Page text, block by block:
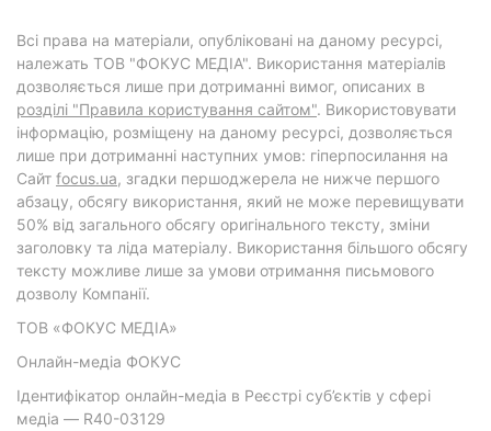
Всі права на матеріали, опубліковані на даному ресурсі,
належать ТОВ "ФОКУС МЕДІА". Використання матеріалів
дозволяється лише при дотриманні вимог, описаних в
розділі "Правила користування сайтом". Використовувати
інформацію, розміщену на даному ресурсі, дозволяється
лише при дотриманні наступних умов: гіперпосилання на
Cайт focus.ua, згадки першоджерела не нижче першого
абзацу, обсягу використання, який не може перевищувати
50% від загального обсягу оригінального тексту, зміни
заголовку та ліда матеріалу. Використання більшого обсягу
тексту можливе лише за умови отримання письмового
дозволу Компанії.
ТОВ «ФОКУС МЕДІА»
Онлайн-медіа ФОКУС
Ідентифікатор онлайн-медіа в Реєстрі суб’єктів у сфері
медіа — R40-03129